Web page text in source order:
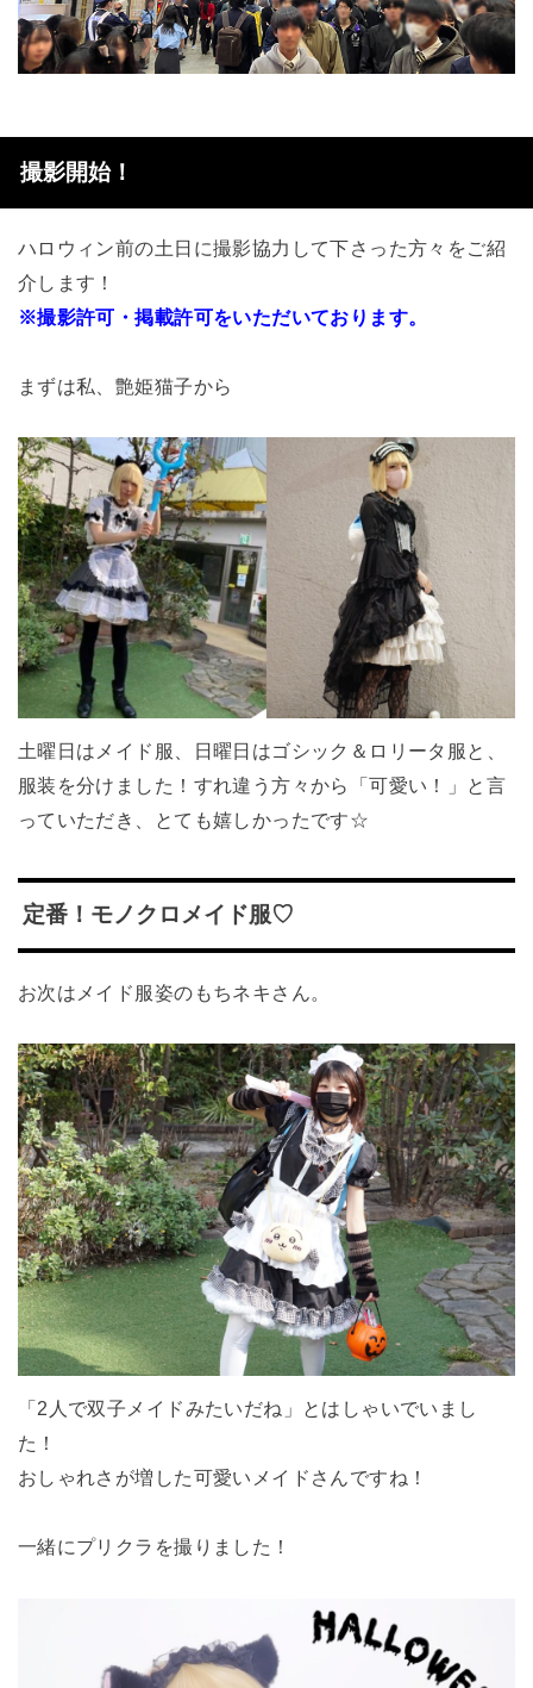
撮影開始！
ハロウィン前の土日に撮影協力して下さった方々をご紹
介します！
※撮影許可・掲載許可をいただいております。
まずは私、艶姫猫子から
土曜日はメイド服、日曜日はゴシック＆ロリータ服と、
服装を分けました！すれ違う方々から「可愛い！」と言
っていただき、とても嬉しかったです☆
定番！モノクロメイド服♡
お次はメイド服姿のもちネキさん。
「2人で双子メイドみたいだね」とはしゃいでいまし
た！
おしゃれさが増した可愛いメイドさんですね！
一緒にプリクラを撮りました！